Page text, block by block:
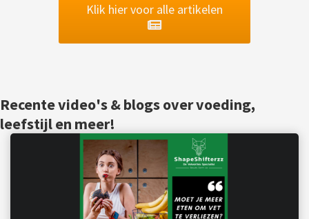
Klik hier voor alle artikelen
Recente video's & blogs over voeding,
leefstijl en meer!